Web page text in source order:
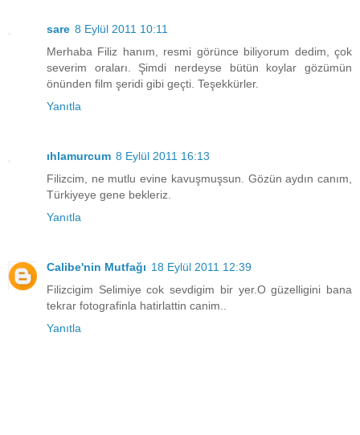
sare 8 Eylül 2011 10:11
Merhaba Filiz hanım, resmi görünce biliyorum dedim, çok
severim oraları. Şimdi nerdeyse bütün koylar gözümün
önünden film şeridi gibi geçti. Teşekkürler.
Yanıtla
ıhlamurcum 8 Eylül 2011 16:13
Filizcim, ne mutlu evine kavuşmuşsun. Gözün aydın canım,
Türkiyeye gene bekleriz.
Yanıtla
Calibe'nin Mutfağı 18 Eylül 2011 12:39
Filizcigim Selimiye cok sevdigim bir yer.O güzelligini bana
tekrar fotografinla hatirlattin canim..
Yanıtla